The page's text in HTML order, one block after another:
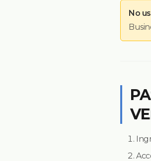
No